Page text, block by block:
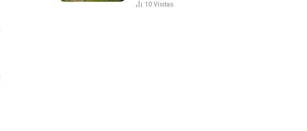
10 Visitas